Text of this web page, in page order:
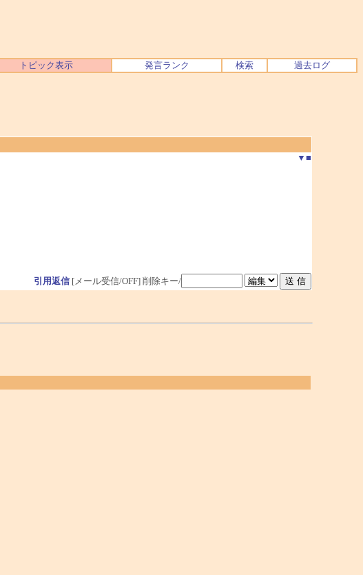
トピック表示 発言ランク 検索 過去ログ
▼ ■
引用返信[メール受信/OFF] 削除キー/